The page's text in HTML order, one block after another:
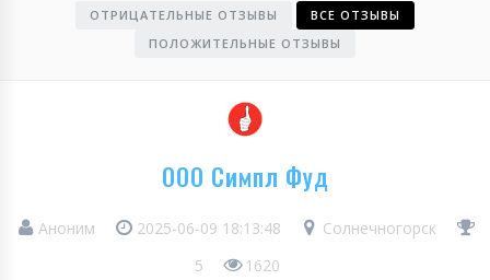
ОТРИЦАТЕЛЬНЫЕ ОТЗЫВЫ
ВСЕ ОТЗЫВЫ
ПОЛОЖИТЕЛЬНЫЕ ОТЗЫВЫ
ООО Симпл Фуд
Аноним 2025-06-09 18:13:48
Солнечногорск
5
1620